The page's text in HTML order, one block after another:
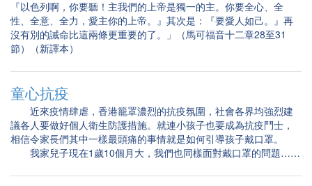
『以色列啊，你要聽！主我們的上帝是獨一的主。你要全心、全
性、全意、全力，愛主你的上帝。』其次是：『要愛人如己。』再
沒有別的誡命比這兩條更重要的了。」（馬可福音十二章28至31
節）（新譯本）
童心抗疫
近來疫情肆虐，香港籠罩濃烈的抗疫氛圍，社會各界均強烈建
議各人要做好個人衛生防護措施。就連小孩子也要成為抗疫鬥士，
相信令家長們其中一樣最頭痛的事情就是如何引導孩子戴口罩。
我家兒子現在1歲10個月大，我們也同樣面對戴口罩的問題……